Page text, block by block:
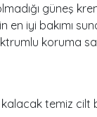
güneş
iyi bakımı
koruma
temiz cilt